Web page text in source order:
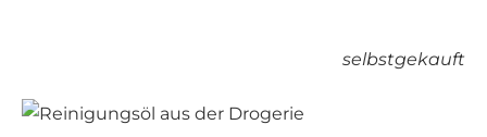
selbstgekauft